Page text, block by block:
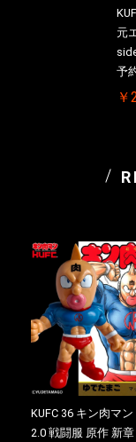
元
予
￥
KUFC 36 キン肉マ
2.0 戦闘服 原作 新章